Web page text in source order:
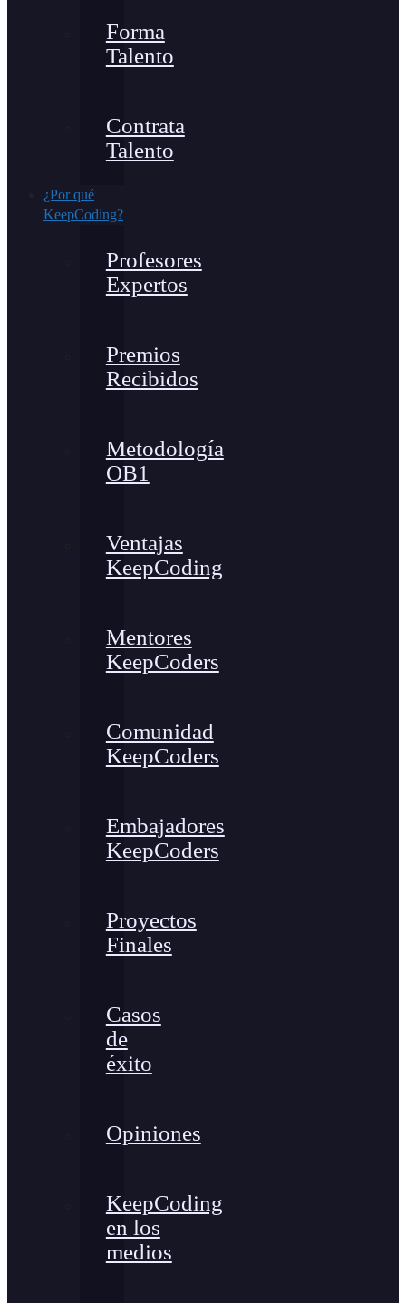
Forma
Talento
Contrata
Talento
¿Por qué
KeepCoding?
Profesores
Expertos
Premios
Recibidos
Metodología
OB1
Ventajas
KeepCoding
Mentores
KeepCoders
Comunidad
KeepCoders
Embajadores
KeepCoders
Proyectos
Finales
Casos
de
éxito
Opiniones
KeepCoding
en los
medios